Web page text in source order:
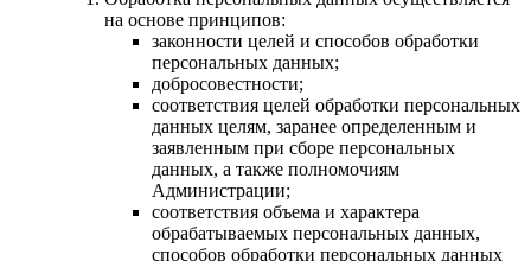
на основе принципов:
законности целей и способов обработки
персональных данных;
добросовестности;
соответствия целей обработки персональных
данных целям, заранее определенным и
заявленным при сборе персональных
данных, а также полномочиям
Администрации;
соответствия объема и характера
обрабатываемых персональных данных,
способов обработки персональных данных